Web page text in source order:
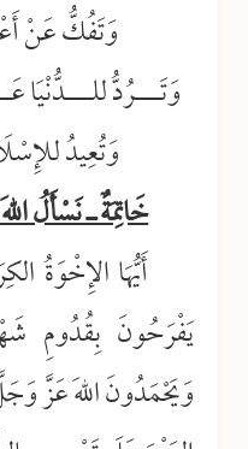
وَتَفُكُّ عَنْ
وَتَـــرُدُّ
وَتُعِيدُ
خَاتِمَةٌ ـ نَسْأَلُ
أَيُّهَا الإِخْوَةُ
يَفْرَحُونَ بِقُدُومِ
وَيَحْمَدُونَ اللهَ عَزَّ